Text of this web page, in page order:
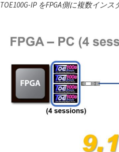
TOE100G-IP をFPGA側に複数イ